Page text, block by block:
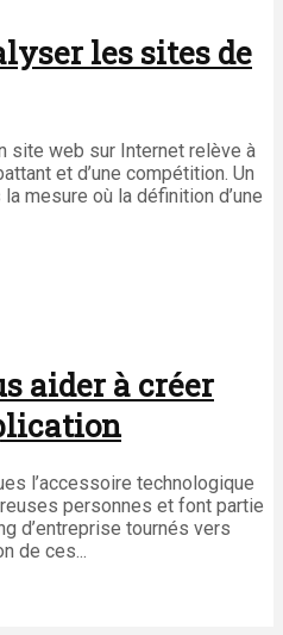
les sites de
site web sur Internet relève à
et d’une compétition. Un
mesure où la définition d’une
aider à créer
l’accessoire technologique
personnes et font partie
d’entreprise tournés vers
de ces...